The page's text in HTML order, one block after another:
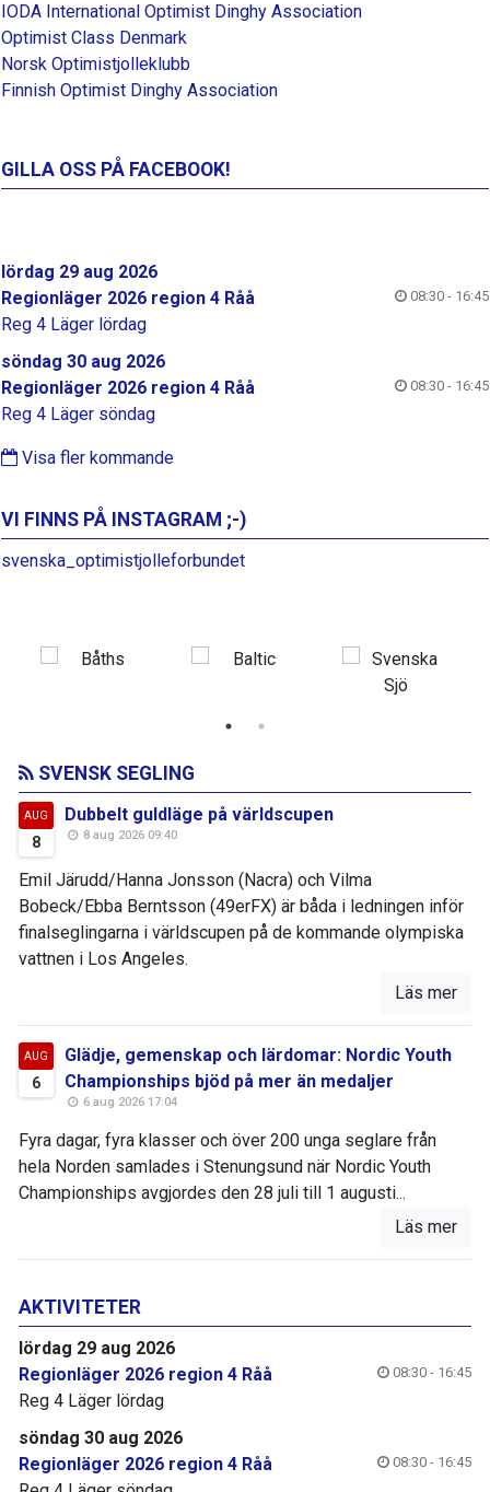
IODA International Optimist Dinghy Association
Optimist Class Denmark
Norsk Optimistjolleklubb
Finnish Optimist Dinghy Association
GILLA OSS PÅ FACEBOOK!
lördag 29 aug 2026
Regionläger 2026 region 4 Råå
08:30 - 16:45
Reg 4 Läger lördag
söndag 30 aug 2026
Regionläger 2026 region 4 Råå
08:30 - 16:45
Reg 4 Läger söndag
Visa fler kommande
VI FINNS PÅ INSTAGRAM ;-)
svenska_optimistjolleforbundet
SVENSK SEGLING
AUG
8
Dubbelt guldläge på världscupen
8 aug 2026 09:40
Emil Järudd/Hanna Jonsson (Nacra) och Vilma
Bobeck/Ebba Berntsson (49erFX) är båda i ledningen inför
finalseglingarna i världscupen på de kommande olympiska
vattnen i Los Angeles.
Läs mer
AUG
6
Glädje, gemenskap och lärdomar: Nordic Youth
Championships bjöd på mer än medaljer
6 aug 2026 17:04
Fyra dagar, fyra klasser och över 200 unga seglare från
hela Norden samlades i Stenungsund när Nordic Youth
Championships avgjordes den 28 juli till 1 augusti...
Läs mer
AKTIVITETER
lördag 29 aug 2026
Regionläger 2026 region 4 Råå
08:30 - 16:45
Reg 4 Läger lördag
söndag 30 aug 2026
Regionläger 2026 region 4 Råå
08:30 - 16:45